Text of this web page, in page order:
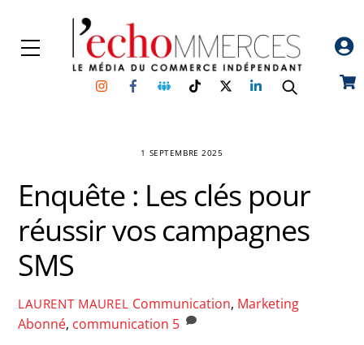
content
Menu
InstagramFacebookGroupe
Facebook
TikTokTwitterLinkedin
1 SEPTEMBRE 2025
Enquête : Les clés pour
réussir vos campagnes
SMS
LAURENT MAUREL Communication, Marketing
Abonné, communication 5